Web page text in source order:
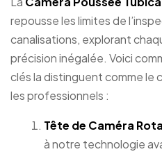
repousse les limites de
canalisations, explorant
précision inégalée. Voici
clés la distinguent comme le
les professionnels :
Tête de Caméra
à notre technologie